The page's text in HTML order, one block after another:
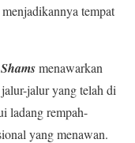
tempat
menawarkan
jalur yang telah di
ladang rempah-
yang menawan.